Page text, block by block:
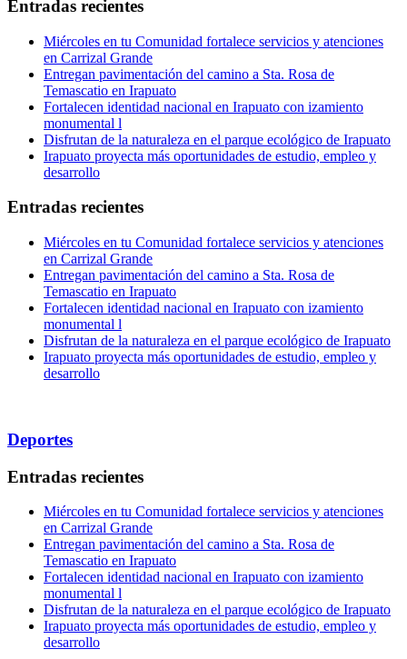
Entradas recientes
Miércoles en tu Comunidad fortalece servicios y atenciones
en Carrizal Grande
Entregan pavimentación del camino a Sta. Rosa de
Temascatio en Irapuato
Fortalecen identidad nacional en Irapuato con izamiento
monumental l
Disfrutan de la naturaleza en el parque ecológico de Irapuato
Irapuato proyecta más oportunidades de estudio, empleo y
desarrollo
Entradas recientes
Miércoles en tu Comunidad fortalece servicios y atenciones
en Carrizal Grande
Entregan pavimentación del camino a Sta. Rosa de
Temascatio en Irapuato
Fortalecen identidad nacional en Irapuato con izamiento
monumental l
Disfrutan de la naturaleza en el parque ecológico de Irapuato
Irapuato proyecta más oportunidades de estudio, empleo y
desarrollo
Deportes
Entradas recientes
Miércoles en tu Comunidad fortalece servicios y atenciones
en Carrizal Grande
Entregan pavimentación del camino a Sta. Rosa de
Temascatio en Irapuato
Fortalecen identidad nacional en Irapuato con izamiento
monumental l
Disfrutan de la naturaleza en el parque ecológico de Irapuato
Irapuato proyecta más oportunidades de estudio, empleo y
desarrollo